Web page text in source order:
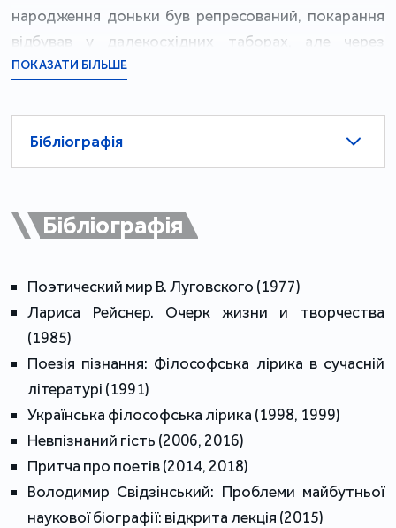
народження доньки був репресований, покарання
відбував у далекосхідних таборах, але через
хворобу, операцію, а також "відсутність складу
половину терміну.
філологічний факультет Чернівецького
державного університету. У студентські роки та
працює у місцевій пресі; 1967 р. вступає до
аспірантури Московського Літературного
інституту ім. Горького. Кандидатську дисертацію
"Проблеми поетичної метафори і творчість В.
Луговського" захищає 1971 р. в Інституті
літератури АН УРСР, де працює в журналі
"Радянське літературознавство" редактором
відділу теорії та зарубіжної літератури.
Після арештів 1972 р. в колах національної
ПОКАЗАТИ БІЛЬШЕ
Бібліографія
Поэтический мир В. Луговского (1977)
Лариса Рейснер. Очерк жизни и творчества
(1985)
Поезія пізнання: Філософська лірика в сучасній
літературі (1991)
Українська філософська лірика (1998, 1999)
Невпізнаний гість (2006, 2016)
Притча про поетів (2014, 2018)
Володимир Свідзінський: Проблеми майбутньої
наукової біографії: відкрита лекція (2015)
Бібліографія